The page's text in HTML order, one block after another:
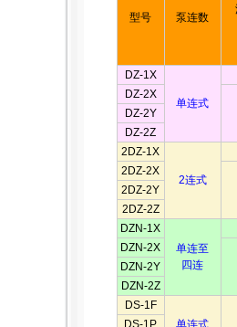
型号 泵连数
DZ-1X
单连式
DZ-2X
DZ-2Y
DZ-2Z
2DZ-1X
2连式
2DZ-2X
2DZ-2Y
2DZ-2Z
DZN-1X
单连至
四连
DZN-2X
DZN-2Y
DZN-2Z
DS-1F
单连式
DS-1P